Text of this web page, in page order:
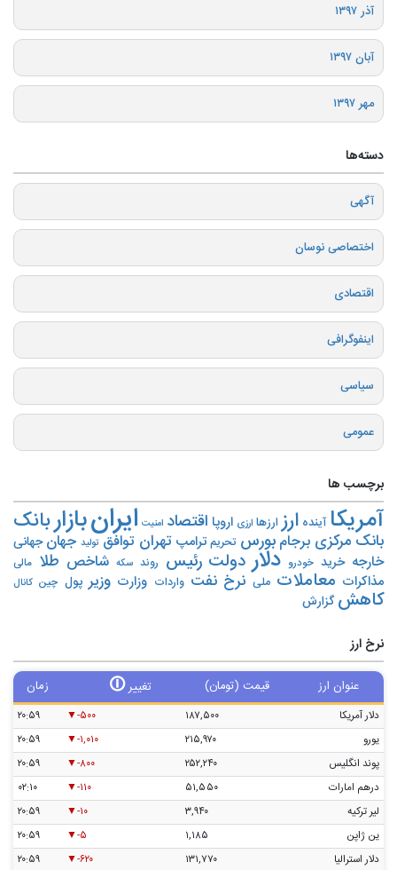
آذر ۱۳۹۷
آبان ۱۳۹۷
مهر ۱۳۹۷
دسته‌ها
آگهی
اختصاصی نوسان
اقتصادی
اینفوگرافی
سیاسی
عمومی
برچسب ها
آمریکا آینده ارز ارزها ارزی اروپا اقتصاد امنیت ایرانبازار بانک
بانک مرکزی برجام بورس تحریم‌ ترامپ تهران توافق تولید جهان جهانی
خارجه خرید خودرو دلار دولت رئیس روند سکه شاخص طلا مالی
مذاکرات معاملات ملی نرخ نفت واردات وزارت وزیر پول چین کانال
کاهش گزارش
نرخ ارز
عنوان ارز قیمت (تومان) تغییر🛈 زمان
دلار آمریکا ۱۸۷,۵۰۰ -۵۰۰
۲۰:۵۹
یورو
۲۱۵,۹۷۰ -۱,۰۱۰
۲۰:۵۹
پوند انگلیس
۲۵۲,۲۴۰ -۸۰۰
۲۰:۵۹
درهم امارات
۵۱,۵۵۰ -۱۱۰
۰۲:۱۰
لیر ترکیه
۳,۹۴۰ -۱۰
۲۰:۵۹
ین ژاپن
۱,۱۸۵ -۵
۲۰:۵۹
دلار استرالیا
۱۳۱,۷۷۰ -۶۲۰ ۲۰:۵۹